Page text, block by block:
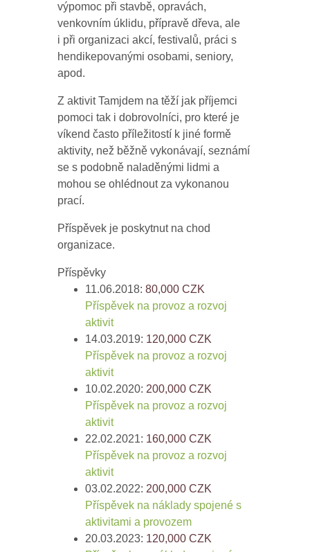
výpomoc při stavbě, opravách,
venkovním úklidu, přípravě dřeva, ale
i při organizaci akcí, festivalů, práci s
hendikepovanými osobami, seniory,
apod.
Z aktivit Tamjdem na těží jak příjemci
pomoci tak i dobrovolníci, pro které je
víkend často příležitostí k jiné formě
aktivity, než běžně vykonávají, seznámí
se s podobně naladěnými lidmi a
mohou se ohlédnout za vykonanou
prací.
Příspěvek je poskytnut na chod
organizace.
Příspěvky
11.06.2018:80,000CZK
Příspěvek na provoz a rozvoj
aktivit
14.03.2019: 120,000CZK
Příspěvek na provoz a rozvoj
aktivit
10.02.2020: 200,000CZK
Příspěvek na provoz a rozvoj
aktivit
22.02.2021: 160,000CZK
Příspěvek na provoz a rozvoj
aktivit
03.02.2022: 200,000CZK
Příspěvek na náklady spojené s
aktivitami a provozem
20.03.2023: 120,000CZK